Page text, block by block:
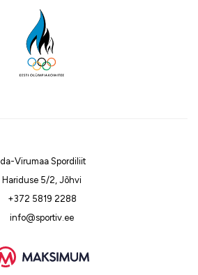
Ida-Virumaa Spordiliit
Hariduse 5/2, Jõhvi
+372 5819 2288
info@sportiv.ee